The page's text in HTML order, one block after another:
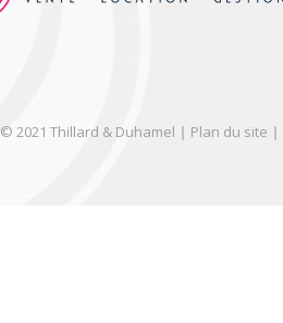
© 2021 Thillard & Duhamel Plan du site